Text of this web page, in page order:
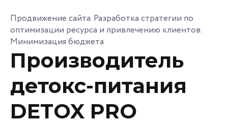
Продвижение сайта. Разработка стратегии по
оптимизации ресурса и привлечению клиентов.
Минимизация бюджета
Производитель
детокс-питания
DETOX PRO